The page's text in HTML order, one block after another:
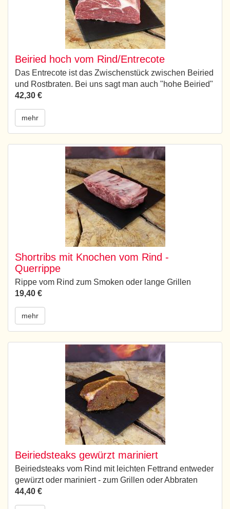
Beiried hoch vom Rind/Entrecote
Das Entrecote ist das Zwischenstück zwischen Beiried
und Rostbraten. Bei uns sagt man auch "hohe Beiried"
42,30 €
mehr
Shortribs mit Knochen vom Rind -
Querrippe
Rippe vom Rind zum Smoken oder lange Grillen
19,40 €
mehr
Beiriedsteaks gewürzt mariniert
Beiriedsteaks vom Rind mit leichten Fettrand entweder
gewürzt oder mariniert - zum Grillen oder Abbraten
44,40 €